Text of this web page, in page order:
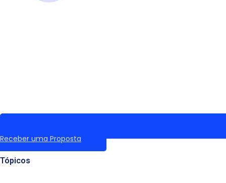
Receber uma Proposta
Tópicos